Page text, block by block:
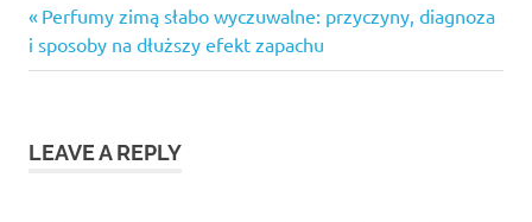
Nawigacja
wpisu
Previous
Post:
Perfumy zimą słabo wyczuwalne: przyczyny, diagnoza
i sposoby na dłuższy efekt zapachu
LEAVE A REPLY